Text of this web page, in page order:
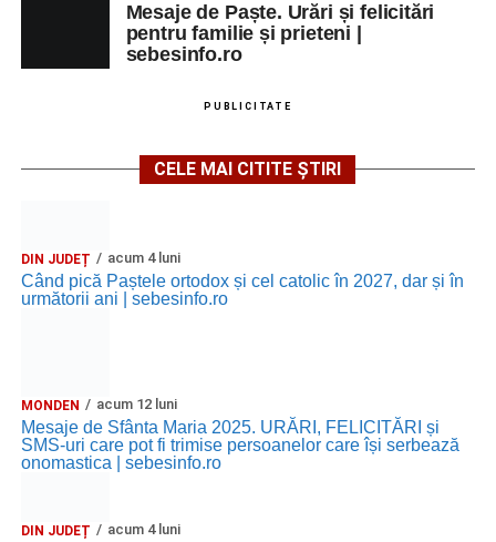
Mesaje de Paște. Urări și felicitări
pentru familie și prieteni |
sebesinfo.ro
PUBLICITATE
CELE MAI CITITE ȘTIRI
DIN JUDEȚ acum 4 luni
Când pică Paștele ortodox și cel catolic în 2027, dar și în
următorii ani | sebesinfo.ro
MONDEN acum 12 luni
Mesaje de Sfânta Maria 2025. URĂRI, FELICITĂRI și
SMS-uri care pot fi trimise persoanelor care își serbează
onomastica | sebesinfo.ro
DIN JUDEȚ acum 4 luni